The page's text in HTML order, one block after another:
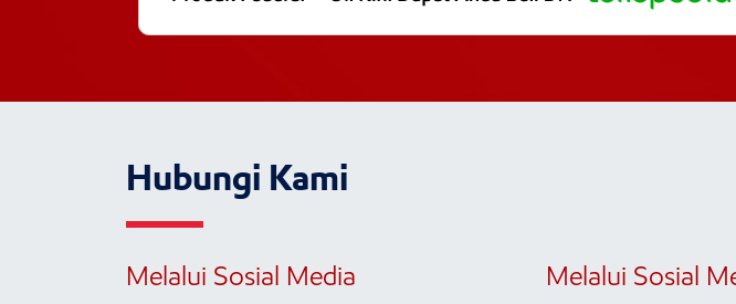
Hubungi Kami
Melalui Sosial Media Melalui Sosial